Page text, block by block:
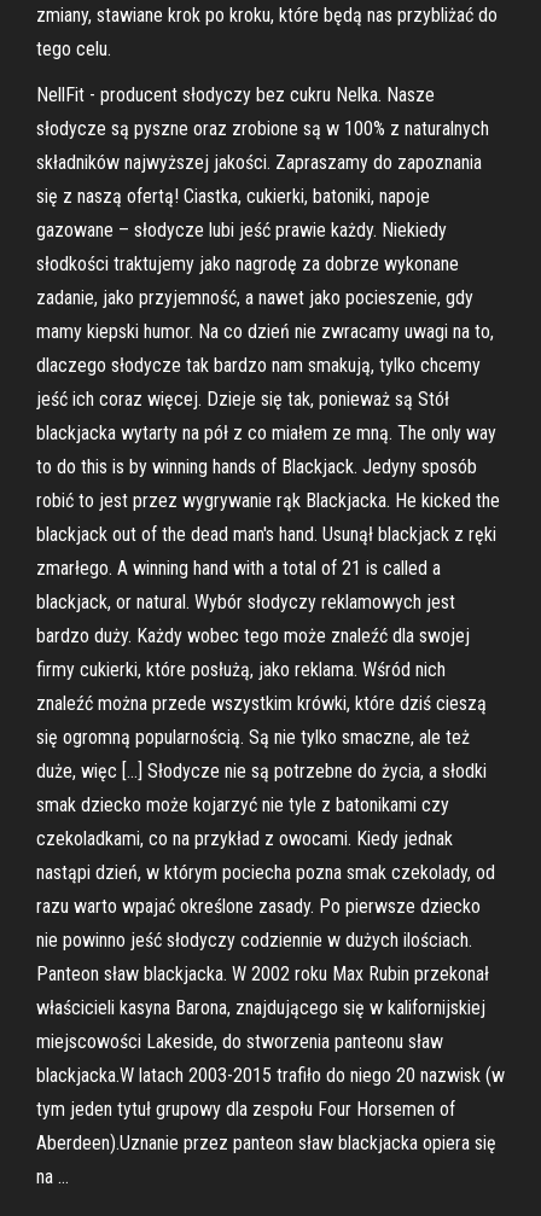
zmiany, stawiane krok po kroku, które będą nas przybliżać do
tego celu.
NellFit - producent słodyczy bez cukru Nelka. Nasze
słodycze są pyszne oraz zrobione są w 100% z naturalnych
składników najwyższej jakości. Zapraszamy do zapoznania
się z naszą ofertą! Ciastka, cukierki, batoniki, napoje
gazowane – słodycze lubi jeść prawie każdy. Niekiedy
słodkości traktujemy jako nagrodę za dobrze wykonane
zadanie, jako przyjemność, a nawet jako pocieszenie, gdy
mamy kiepski humor. Na co dzień nie zwracamy uwagi na to,
dlaczego słodycze tak bardzo nam smakują, tylko chcemy
jeść ich coraz więcej. Dzieje się tak, ponieważ są Stół
blackjacka wytarty na pół z co miałem ze mną. The only way
to do this is by winning hands of Blackjack. Jedyny sposób
robić to jest przez wygrywanie rąk Blackjacka. He kicked the
blackjack out of the dead man's hand. Usunął blackjack z ręki
zmarłego. A winning hand with a total of 21 is called a
blackjack, or natural. Wybór słodyczy reklamowych jest
bardzo duży. Każdy wobec tego może znaleźć dla swojej
firmy cukierki, które posłużą, jako reklama. Wśród nich
znaleźć można przede wszystkim krówki, które dziś cieszą
się ogromną popularnością. Są nie tylko smaczne, ale też
duże, więc […] Słodycze nie są potrzebne do życia, a słodki
smak dziecko może kojarzyć nie tyle z batonikami czy
czekoladkami, co na przykład z owocami. Kiedy jednak
nastąpi dzień, w którym pociecha pozna smak czekolady, od
razu warto wpajać określone zasady. Po pierwsze dziecko
nie powinno jeść słodyczy codziennie w dużych ilościach.
Panteon sław blackjacka. W 2002 roku Max Rubin przekonał
właścicieli kasyna Barona, znajdującego się w kalifornijskiej
miejscowości Lakeside, do stworzenia panteonu sław
blackjacka.W latach 2003-2015 trafiło do niego 20 nazwisk (w
tym jeden tytuł grupowy dla zespołu Four Horsemen of
Aberdeen).Uznanie przez panteon sław blackjacka opiera się
na …